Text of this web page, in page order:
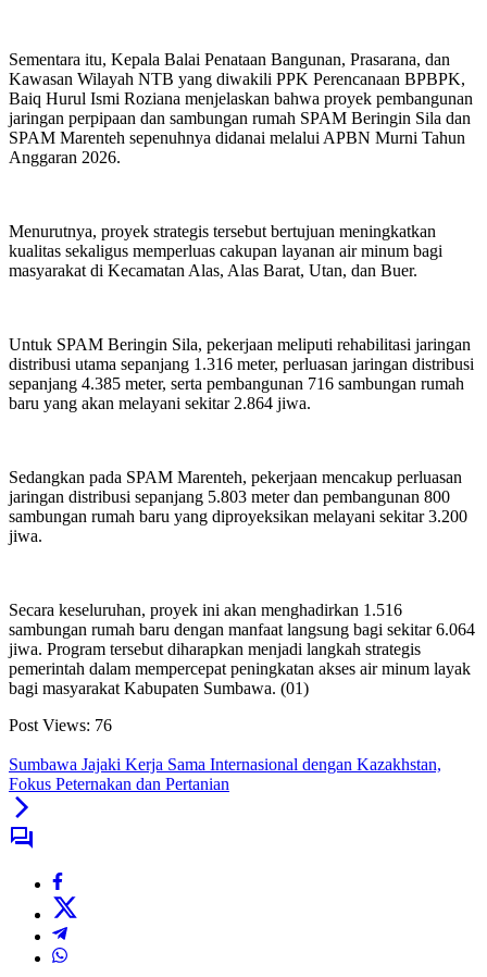
Sementara itu, Kepala Balai Penataan Bangunan, Prasarana, dan
Kawasan Wilayah NTB yang diwakili PPK Perencanaan BPBPK,
Baiq Hurul Ismi Roziana menjelaskan bahwa proyek pembangunan
jaringan perpipaan dan sambungan rumah SPAM Beringin Sila dan
SPAM Marenteh sepenuhnya didanai melalui APBN Murni Tahun
Anggaran 2026.
Menurutnya, proyek strategis tersebut bertujuan meningkatkan
kualitas sekaligus memperluas cakupan layanan air minum bagi
masyarakat di Kecamatan Alas, Alas Barat, Utan, dan Buer.
Untuk SPAM Beringin Sila, pekerjaan meliputi rehabilitasi jaringan
distribusi utama sepanjang 1.316 meter, perluasan jaringan distribusi
sepanjang 4.385 meter, serta pembangunan 716 sambungan rumah
baru yang akan melayani sekitar 2.864 jiwa.
Sedangkan pada SPAM Marenteh, pekerjaan mencakup perluasan
jaringan distribusi sepanjang 5.803 meter dan pembangunan 800
sambungan rumah baru yang diproyeksikan melayani sekitar 3.200
jiwa.
Secara keseluruhan, proyek ini akan menghadirkan 1.516
sambungan rumah baru dengan manfaat langsung bagi sekitar 6.064
jiwa. Program tersebut diharapkan menjadi langkah strategis
pemerintah dalam mempercepat peningkatan akses air minum layak
bagi masyarakat Kabupaten Sumbawa. (01)
Post Views: 76
Sumbawa Jajaki Kerja Sama Internasional dengan Kazakhstan,
Fokus Peternakan dan Pertanian